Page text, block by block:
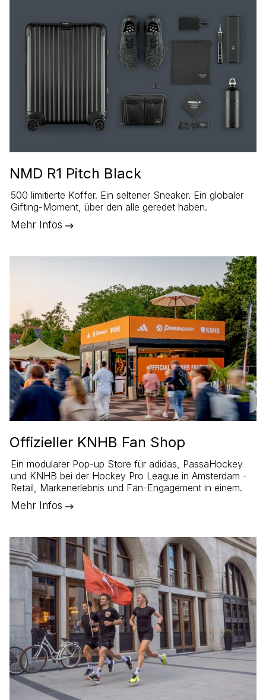
NMD R1 Pitch Black
500 limitierte Koffer. Ein seltener Sneaker. Ein globaler
Gifting-Moment, über den alle geredet haben.
Mehr Infos
Offizieller KNHB Fan Shop
Ein modularer Pop-up Store für adidas, PassaHockey
und KNHB bei der Hockey Pro League in Amsterdam -
Retail, Markenerlebnis und Fan-Engagement in einem.
Mehr Infos